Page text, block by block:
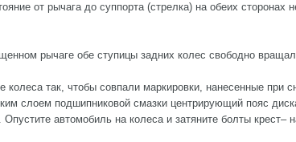
от рычага до суппорта (стрелка) на обеих сторонах
рычаге обе ступицы задних колес свободно
колеса так, чтобы совпали маркировки, нанесенные при
слоем подшипниковой смазки центрирующий пояс
автомобиль на колеса и затяните болты крест–